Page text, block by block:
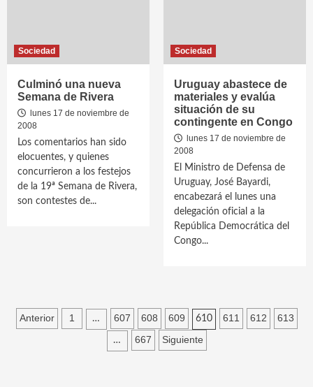
Sociedad
Culminó una nueva
Semana de Rivera
lunes 17 de noviembre de
2008
Los comentarios han sido
elocuentes, y quienes
concurrieron a los festejos
de la 19ª Semana de Rivera,
son contestes de...
Sociedad
Uruguay abastece de
materiales y evalúa
situación de su
contingente en Congo
lunes 17 de noviembre de
2008
El Ministro de Defensa de
Uruguay, José Bayardi,
encabezará el lunes una
delegación oficial a la
República Democrática del
Congo...
Paginación
Anterior 1 … 607 608 609 610 611 612 613
… 667 Siguiente